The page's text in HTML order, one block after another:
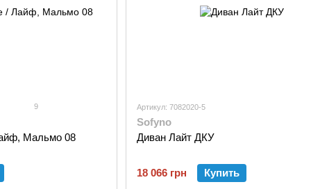
9
Мальмо 08
Артикул: 7082020-5
Sofyno
Диван Лайт ДКУ
18 066 грн Купить